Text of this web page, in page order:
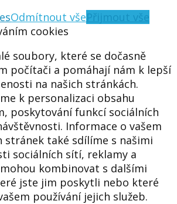
Odmítnout všePřijmout vše
cookies
soubory, které se dočasně
počítači a pomáhají nám k lepší
na našich stránkách.
k personalizaci obsahu
poskytování funkcí sociálních
Informace o vašem
stránek také sdílíme s našimi
sociálních sítí, reklamy a
kombinovat s dalšími
jste jim poskytli nebo které
používání jejich služeb.